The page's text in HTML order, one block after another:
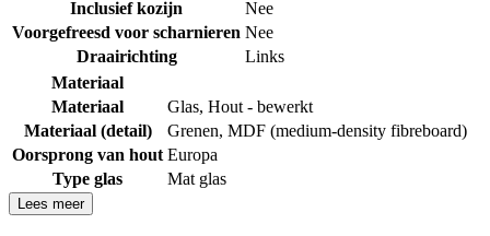
Inclusief kozijn
Nee
Voorgefreesd voor scharnieren Nee
Draairichting
Links
Materiaal
Materiaal
Glas, Hout - bewerkt
Materiaal (detail)
Grenen, MDF (medium-density fibreboard)
Oorsprong van hout Europa
Type glas
Mat glas
Lees meer